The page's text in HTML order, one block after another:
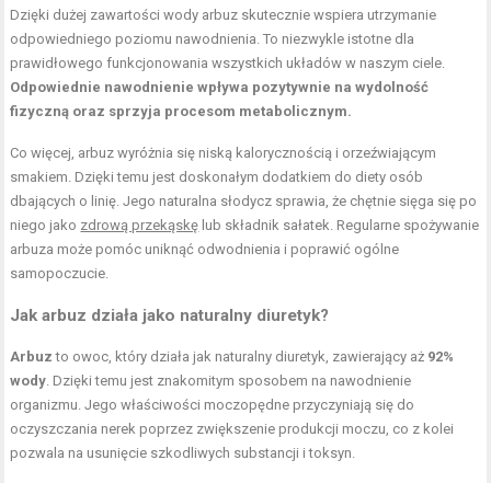
Dzięki dużej zawartości wody arbuz skutecznie wspiera utrzymanie
odpowiedniego poziomu nawodnienia. To niezwykle istotne dla
prawidłowego funkcjonowania wszystkich układów w naszym ciele.
Odpowiednie nawodnienie wpływa pozytywnie na wydolność
fizyczną oraz sprzyja procesom metabolicznym.
Co więcej, arbuz wyróżnia się niską kalorycznością i orzeźwiającym
smakiem. Dzięki temu jest doskonałym dodatkiem do diety osób
dbających o linię. Jego naturalna słodycz sprawia, że chętnie sięga się po
niego jako zdrową przekąskę lub składnik sałatek. Regularne spożywanie
arbuza może pomóc uniknąć odwodnienia i poprawić ogólne
samopoczucie.
Jak arbuz działa jako naturalny diuretyk?
Arbuz to owoc, który działa jak naturalny diuretyk, zawierający aż 92%
wody. Dzięki temu jest znakomitym sposobem na nawodnienie
organizmu. Jego właściwości moczopędne przyczyniają się do
oczyszczania nerek poprzez zwiększenie produkcji moczu, co z kolei
pozwala na usunięcie szkodliwych substancji i toksyn.